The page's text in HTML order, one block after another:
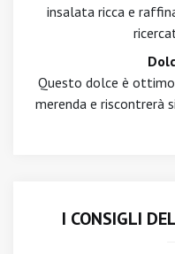
insalata ricca e
Questo dolce è
merenda e riscontrerà
I CONSIGLI